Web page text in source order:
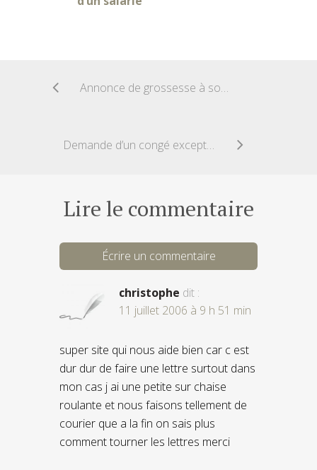
Annonce de grossesse à son employeur
Demande d’un congé exceptionnel suite au mariage d’un enfant du salarié
Lire le commentaire
Écrire un commentaire
christophe dit :
11 juillet 2006 à 9 h 51 min
super site qui nous aide bien car c est
dur dur de faire une lettre surtout dans
mon cas j ai une petite sur chaise
roulante et nous faisons tellement de
courier que a la fin on sais plus
comment tourner les lettres merci